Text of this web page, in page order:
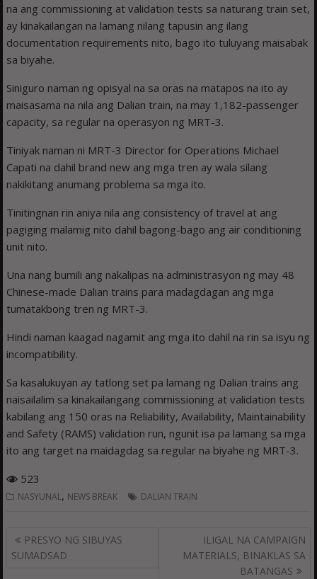
na ang commissioning at validation tests sa naturang train set,
ay kinakailangan na lamang nilang tapusin ang ilang
documentation requirements nito, bago ito tuluyang maisabak
sa biyahe.
Siniguro naman ng opisyal na sa oras na matapos na ito ay
maisasama na nila ang Dalian train, na may 1,182-passenger
capacity, sa regular na operasyon ng MRT-3.
Tiniyak naman ni MRT-3 Director for Operations Michael
Capati na dahil brand new ang mga tren ay wala silang
nakikitang anumang problema sa mga ito.
Tinitingnan rin aniya nila ang consistency of travel at ang
pagiging malamig nito dahil bagong-bago ang air conditioning
unit nito.
Una nang bumili ang nakalipas na administrasyon ng may 48
Chinese-made Dalian trains para madagdagan ang mga
tumatakbong tren ng MRT-3.
Hindi naman kaagad nagamit ang mga ito dahil na rin sa isyu ng
incompatibility.
Sa kasalukuyan ay tatlong set pa lamang ng Dalian trains ang
naisailalim sa kinakailangang commissioning at validation tests
kabilang ang 150 oras na Reliability, Availability, Maintainability
and Safety (RAMS) validation run, ngunit isa pa lamang sa mga
ito ang target na maidagdag sa regular na biyahe ng MRT-3.
523
NASYUNAL, NEWS BREAK DALIAN TRAIN
Post
navigation
PRESYO NG SIBUYAS
SUMADSAD
ILIGAL NA CAMPAIGN
MATERIALS, BINAKLAS SA
BATANGAS